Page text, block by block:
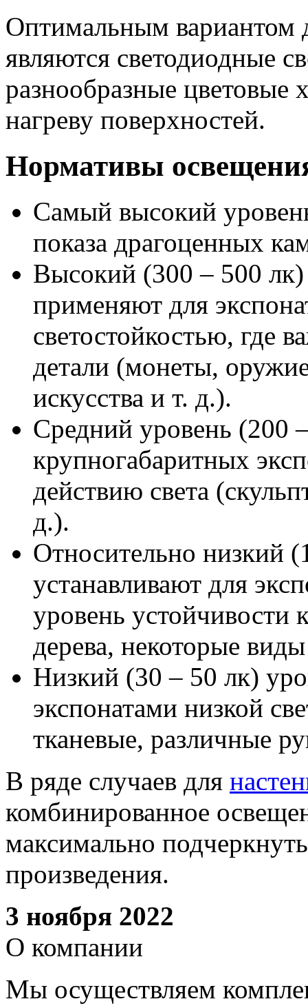
Оптимальным вариантом
являются светодиодные
разнообразные цветовые
нагреву поверхностей.
Нормативы
Самый высокий
показа драгоценных
Высокий (300 – 500
применяют для
светостойкостью, где
детали (монеты,
искусства и т. д.).
Средний уровень (200
крупногабаритных
действию света
д.).
Относительно низкий
устанавливают для
уровень устойчивости
дерева, некоторые
Низкий (30 – 50 лк)
экспонатами низкой
тканевые, различные
В ряде случаев для
комбинированное
максимально
произведения.
3 ноября 2022
О компании
Мы осуществляем